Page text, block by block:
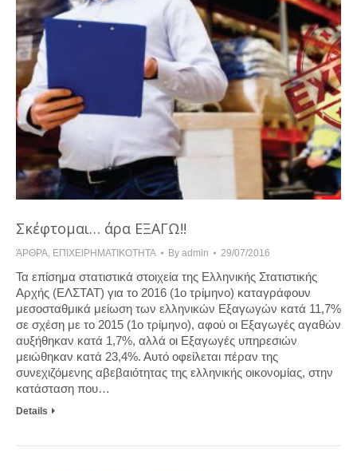
Σκέφτομαι… άρα ΕΞΑΓΩ!!
ΆΡΘΡΑ, ΕΠΙΧΕΙΡΗΜΑΤΙΚΟΤΗΤΑ By admin 29/07/2016
Τα επίσημα στατιστικά στοιχεία της Ελληνικής Στατιστικής
Αρχής (ΕΛΣΤΑΤ) για το 2016 (1ο τρίμηνο) καταγράφουν
μεσοσταθμικά μείωση των ελληνικών Εξαγωγών κατά 11,7%
σε σχέση με το 2015 (1ο τρίμηνο), αφού οι Εξαγωγές αγαθών
αυξήθηκαν κατά 1,7%, αλλά οι Εξαγωγές υπηρεσιών
μειώθηκαν κατά 23,4%. Αυτό οφείλεται πέραν της
συνεχιζόμενης αβεβαιότητας της ελληνικής οικονομίας, στην
κατάσταση που…
Details